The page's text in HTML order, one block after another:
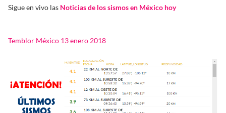
Sigue en vivo las Noticias de los sismos en México hoy
Temblor México 13 enero 2018